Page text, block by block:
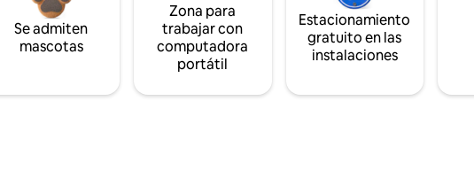
Se admiten
mascotas
Zona para
trabajar con
computadora
portátil
Estacionamiento
gratuito en las
instalaciones